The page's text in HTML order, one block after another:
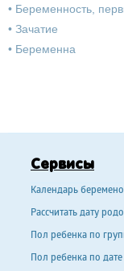
• Беременность,
• Зачатие
• Беременна
Сервисы
Календарь
Рассчитать дату
Пол ребенка по
Пол ребенка по